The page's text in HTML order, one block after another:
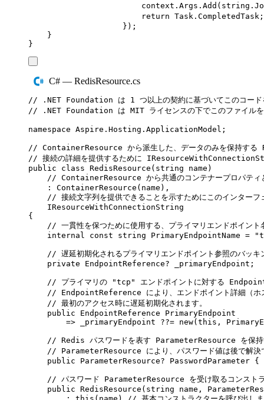
context . Args . Add ( string .
return Task . CompletedTask ;
});
}
}
C# — RedisResource.cs
// .NET Foundation は 1 つ以上の契約に基づいてこのコード
// .NET Foundation は MIT ライセンスの下でこのファイルを
namespace Aspire . Hosting . ApplicationModel ;
// ContainerResource から派生した、データのみを保持する
// 接続の詳細を提供するために
public
class RedisResource ( string name )
// ContainerResource から共通のコンテナープロパティ
:
ContainerResource ( name ),
// 接続文字列を提供できることを示すためにこのインターフ
IResourceWithConnectionString
{
// 一貫性を保つために使用する、プライマリエンドポイント
internal
const string PrimaryEndpointName = "
// 遅延初期化されるプライマリエンドポイント参照のバッキ
private
EndpointReference? _primaryEndpoint ;
// プライマリの "tcp" エンドポイントに対する
// EndpointReference により、エンドポイント詳細（ホス
// 最初のアクセス時に遅延初期化されます。
public
EndpointReference PrimaryEndpoint
=>
_primaryEndpoint ??= new( this ,
// Redis パスワードを表す ParameterResource を保持
// ParameterResource により、パスワード値は後で解決
public
ParameterResource? PasswordParameter {
// パスワード ParameterResource を受け取るコンストラ
public RedisResource ( string name ,